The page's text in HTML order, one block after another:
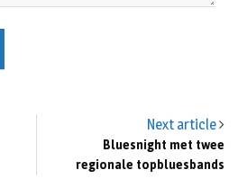
Next article
Bluesnight met twee
regionale topbluesbands